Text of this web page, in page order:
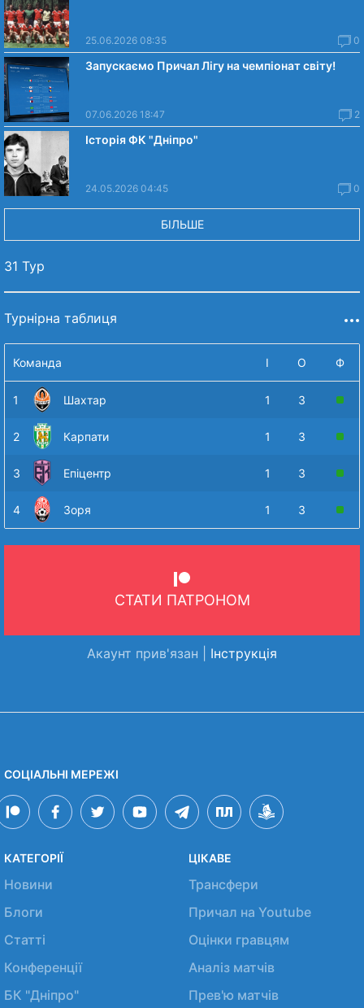
25.06.2026 08:35 0
Запускаємо Причал Лігу на чемпіонат світу!
07.06.2026 18:47 2
Історія ФК "Дніпро"
24.05.2026 04:45 0
БІЛЬШЕ
31 Тур
Турнірна таблиця
Команда І О Ф
1 Шахтар 1 3
2 Карпати 1 3
3 Епіцентр 1 3
4 Зоря 1 3
СТАТИ ПАТРОНОМ
Акаунт прив'язан | Інструкція
СОЦІАЛЬНІ МЕРЕЖІ
КАТЕГОРІЇ
Новини
Блоги
Статті
Конференції
БК "Дніпро"
ЦІКАВЕ
Трансфери
Причал на Youtube
Оцінки гравцям
Аналіз матчів
Прев'ю матчів